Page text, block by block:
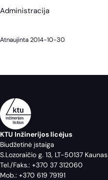
Administracija
Atnaujinta 2014-10-30
KTU Inžinerijos licėjus
Biudžetinė įstaiga
S.Lozoraičio g. 13, LT-50137 Kaunas
Tel./Faks.: +370 37 312060
Mob.: +370 619 79191